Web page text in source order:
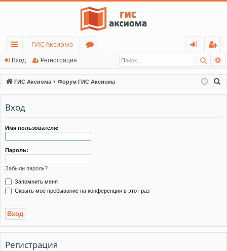
с
ы
лк
и
ГИС Аксиома
ру
м
д
ег
ис
тр
Вход Регистрация
ГИС Аксиома Форум ГИС Аксиома
Вход
Имя пользователя:
Пароль:
Забыли пароль?
Запомнить меня
Скрыть моё пребывание на конференции в этот раз
Регистрация